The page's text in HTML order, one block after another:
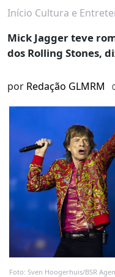
Início Cultura e
Mick Jagger teve
dos Rolling Stones,
por Redação GLMRM
Foto: Sven Hoogerhuis/BSR